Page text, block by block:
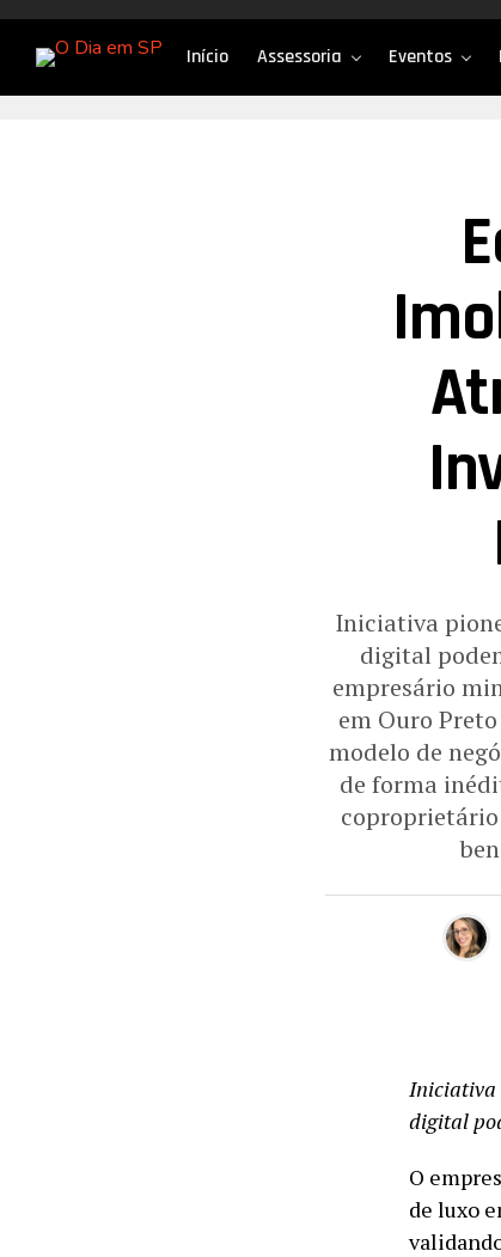
Início Assessoria Eventos
Iniciativa
digital
empresário
em Ouro
modelo de
de forma
Iniciativa
digital
O
de luxo